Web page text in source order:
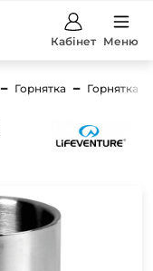
Кабінет Меню
Горнятка Горнятка